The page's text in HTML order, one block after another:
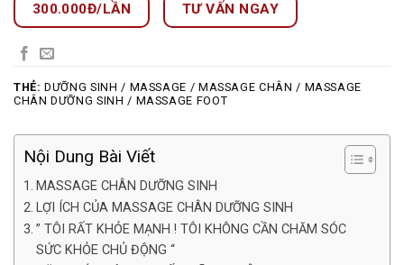
300.000Đ/LẦN TƯ VẤN NGAY
THẺ: DƯỠNG SINH / MASSAGE / MASSAGE CHÂN / MASSAGE
CHÂN DƯỠNG SINH / MASSAGE FOOT
Nội Dung Bài Viết
MASSAGE CHÂN DƯỠNG SINH
LỢI ÍCH CỦA MASSAGE CHÂN DƯỠNG SINH
” TÔI RẤT KHỎE MẠNH ! TÔI KHÔNG CẦN CHĂM SÓC
SỨC KHỎE CHỦ ĐỘNG “